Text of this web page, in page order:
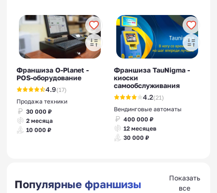
Франшиза O-Planet -
POS-оборудование
4.9(17)
Продажа техники
30 000 ₽
2 месяца
10 000 ₽
Франшиза TauNigma -
киоски
самообслуживания
4.2(21)
Вендинговые автоматы
400 000 ₽
12 месяцев
30 000 ₽
Популярные франшизы
Показать
все